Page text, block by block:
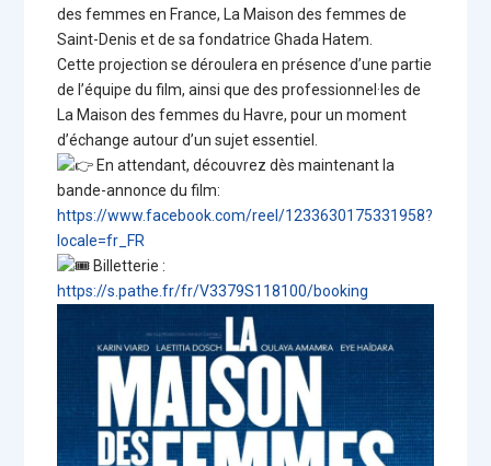
des femmes en France, La Maison des femmes de
Saint-Denis et de sa fondatrice Ghada Hatem.
Cette projection se déroulera en présence d’une partie
de l’équipe du film, ainsi que des professionnel·les de
La Maison des femmes du Havre, pour un moment
d’échange autour d’un sujet essentiel.
En attendant, découvrez dès maintenant la
bande-annonce du film:
https://www.facebook.com/reel/1233630175331958?
locale=fr_FR
Billetterie :
https://s.pathe.fr/fr/V3379S118100/booking